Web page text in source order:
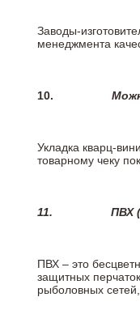
Заводы-
менеджмента
10.
Укладка кварц-
товарному чеку
11. ПВХ
ПВХ – это
защитных
рыболовных